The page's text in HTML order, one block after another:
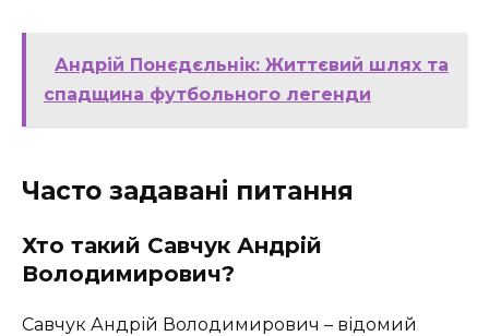
Андрій Понєдєльнік: Життєвий шлях та
спадщина футбольного легенди
Часто задавані питання
Хто такий Савчук Андрій
Володимирович?
Савчук Андрій Володимирович – відомий